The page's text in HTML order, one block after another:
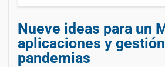
Nueve ideas para un
aplicaciones y
pandemias